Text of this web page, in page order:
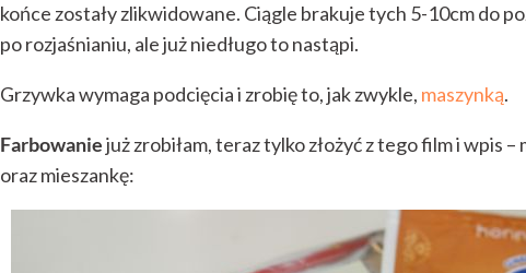
końce zostały zlikwidowane. Ciągle brakuje tych 5-10cm do
po rozjaśnianiu, ale już niedługo to nastąpi.
Grzywka wymaga podcięcia i zrobię to, jak zwykle, maszynką.
Farbowaniejuż zrobiłam, teraz tylko złożyć z tego film i wpis
oraz mieszankę: